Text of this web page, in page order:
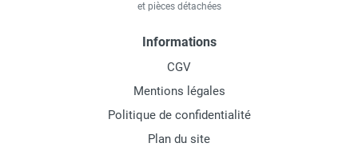
et pièces détachées
Informations
CGV
Mentions légales
Politique de confidentialité
Plan du site